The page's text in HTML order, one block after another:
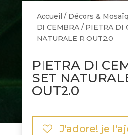
Accueil / Décors &
DI CEMBRA/ PIETRA DI
NATURALE R OUT2.0
PIETRA DI
SET
OUT2.0
J'adore! je